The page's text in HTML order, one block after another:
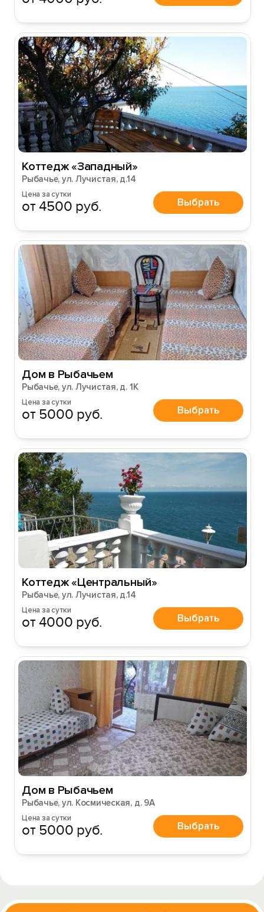
Коттедж «Западный»
Рыбачье, ул. Лучистая, д.14
Цена за сутки
от 4500 руб. Выбрать
Дом в Рыбачьем
Рыбачье, ул. Лучистая, д. 1К
Цена за сутки
от 5000 руб. Выбрать
Коттедж «Центральный»
Рыбачье, ул. Лучистая, д.14
Цена за сутки
от 4000 руб. Выбрать
Дом в Рыбачьем
Рыбачье, ул. Космическая, д. 9А
Цена за сутки
от 5000 руб. Выбрать